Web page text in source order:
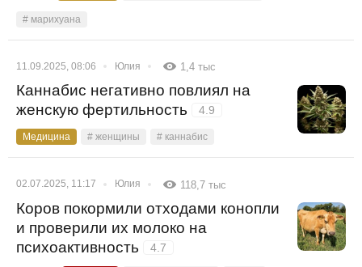
# марихуана
11.09.2025, 08:06 Юлия 1,4 тыс
Каннабис негативно повлиял на
женскую фертильность
4.9
Медицина # женщины # каннабис
02.07.2025, 11:17 Юлия 118,7 тыс
Коров покормили отходами конопли
и проверили их молоко на
психоактивность
4.7